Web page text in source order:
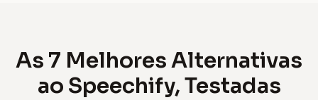
As 7 Melhores Alternativas
ao Speechify, Testadas